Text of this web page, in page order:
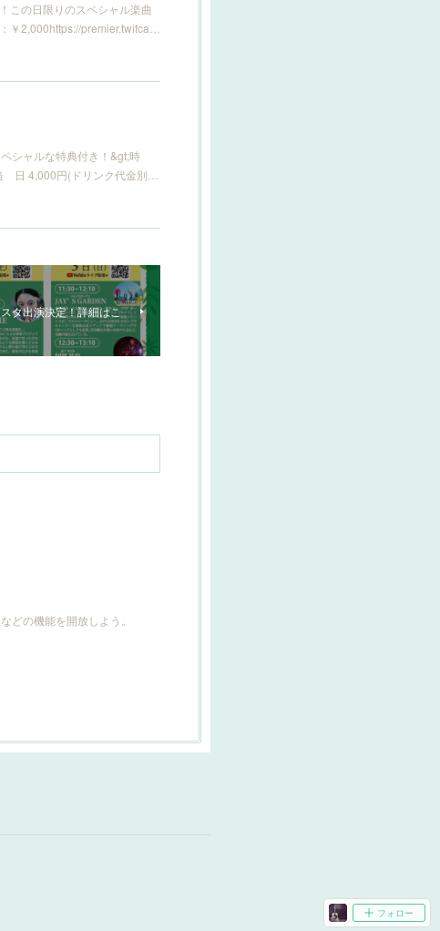
この日限りのスペシャル楽曲
￥2,000https://premier.twitca…
シャルな特典付き！&gt;時
日 4,000円(ドリンク代金別…
タ出演決定！詳細はこ
どの機能を開放しよう。
フォロー